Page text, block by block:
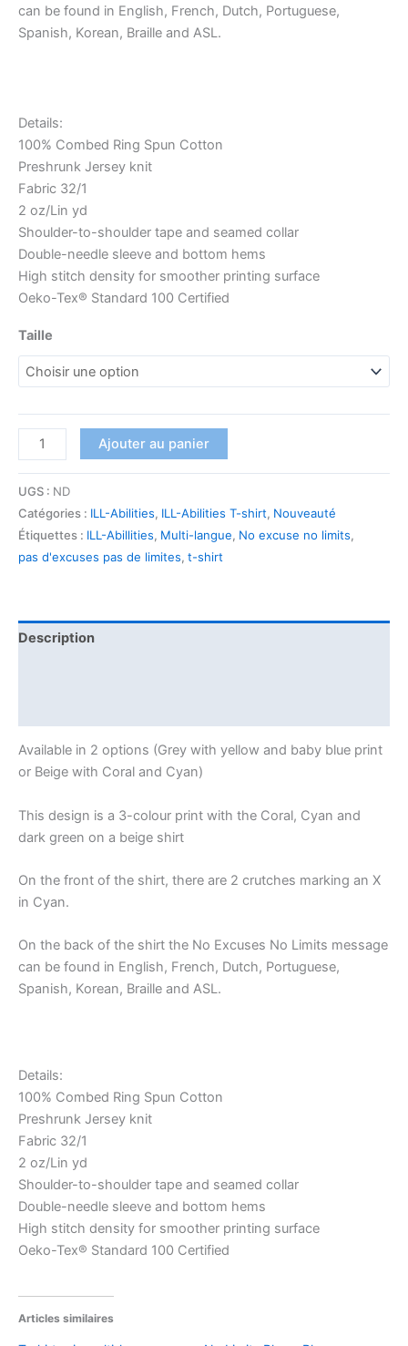
can be found in English, French, Dutch, Portuguese,
Spanish, Korean, Braille and ASL.
Details:
100% Combed Ring Spun Cotton
Preshrunk Jersey knit
Fabric 32/1
2 oz/Lin yd
Shoulder-to-shoulder tape and seamed collar
Double-needle sleeve and bottom hems
High stitch density for smoother printing surface
Oeko-Tex® Standard 100 Certified
Taille
Ajouter au panier
UGS : ND
Catégories : ILL-Abilities, ILL-Abilities T-shirt, Nouveauté
Étiquettes : ILL-Abillities, Multi-langue, No excuse no limits,
pas d'excuses pas de limites, t-shirt
Description
Available in 2 options (Grey with yellow and baby blue print
or Beige with Coral and Cyan)
This design is a 3-colour print with the Coral, Cyan and
dark green on a beige shirt
On the front of the shirt, there are 2 crutches marking an X
in Cyan.
On the back of the shirt the No Excuses No Limits message
can be found in English, French, Dutch, Portuguese,
Spanish, Korean, Braille and ASL.
Details:
100% Combed Ring Spun Cotton
Preshrunk Jersey knit
Fabric 32/1
2 oz/Lin yd
Shoulder-to-shoulder tape and seamed collar
Double-needle sleeve and bottom hems
High stitch density for smoother printing surface
Oeko-Tex® Standard 100 Certified
Articles similaires